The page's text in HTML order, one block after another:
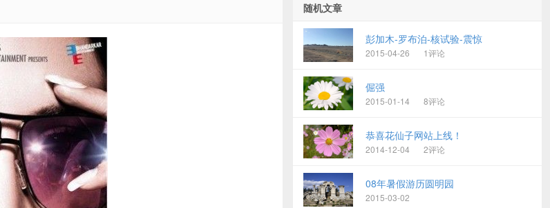
随机文章
彭加木-罗布泊-核试验-震惊
2015-04-26 1评论
倔强
2015-01-14 8评论
恭喜花仙子网站上线！
2014-12-04 2评论
08年暑假游历圆明园
2015-03-02